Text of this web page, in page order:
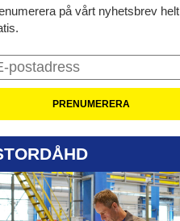
på vårt nyhetsbrev helt